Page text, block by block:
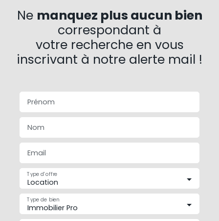
Ne manquez plus aucun bien
correspondant à
votre recherche en vous
inscrivant à notre alerte mail !
Prénom
Nom
Email
Location
Type d'offre
Immobilier Pro
Type de bien